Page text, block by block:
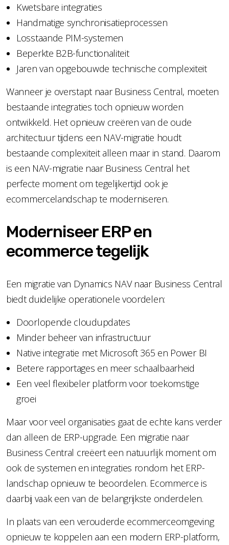
Kwetsbare integraties
Handmatige synchronisatieprocessen
Losstaande PIM-systemen
Beperkte B2B-functionaliteit
Jaren van opgebouwde technische complexiteit
Wanneer je overstapt naar Business Central, moeten
bestaande integraties toch opnieuw worden
ontwikkeld. Het opnieuw creëren van de oude
architectuur tijdens een NAV-migratie houdt
bestaande complexiteit alleen maar in stand. Daarom
is een NAV-migratie naar Business Central het
perfecte moment om tegelijkertijd ook je
ecommercelandschap te moderniseren.
Moderniseer ERP en
ecommerce tegelijk
Een migratie van Dynamics NAV naar Business Central
biedt duidelijke operationele voordelen:
Doorlopende cloudupdates
Minder beheer van infrastructuur
Native integratie met Microsoft 365 en Power BI
Betere rapportages en meer schaalbaarheid
Een veel flexibeler platform voor toekomstige
groei
Maar voor veel organisaties gaat de echte kans verder
dan alleen de ERP-upgrade. Een migratie naar
Business Central creëert een natuurlijk moment om
ook de systemen en integraties rondom het ERP-
landschap opnieuw te beoordelen. Ecommerce is
daarbij vaak een van de belangrijkste onderdelen.
In plaats van een verouderde ecommerceomgeving
opnieuw te koppelen aan een modern ERP-platform,